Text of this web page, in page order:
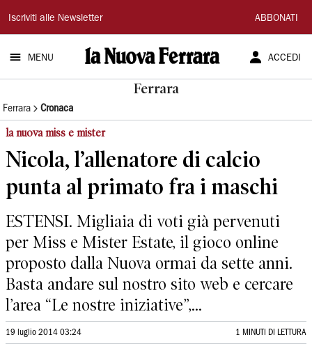
La
Nuova
Ferrara
Iscriviti alle Newsletter ABBONATI
MENU ACCEDI
Ferrara
Ferrara Cronaca
la nuova miss e mister
Nicola, l’allenatore di calcio
punta al primato fra i maschi
ESTENSI. Migliaia di voti già pervenuti
per Miss e Mister Estate, il gioco online
proposto dalla Nuova ormai da sette anni.
Basta andare sul nostro sito web e cercare
l’area “Le nostre iniziative”,...
19 luglio 2014 03:24 1 MINUTI DI LETTURA